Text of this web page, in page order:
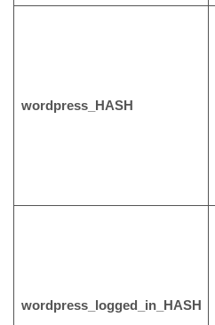
wordpress_HASH
wordpress_logged_in_HASH